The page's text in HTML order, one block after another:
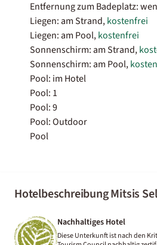
Entfernung zum Badeplatz:
Liegen: am Strand,kostenfrei
Liegen: am Pool,kostenfrei
Sonnenschirm: am Strand,
Sonnenschirm: am Pool,
Pool: im Hotel
Pool: 1
Pool: 9
Pool: Outdoor
Pool
Hotelbeschreibung Mitsis
Nachhaltiges Hotel
Diese Unterkunft ist nach den